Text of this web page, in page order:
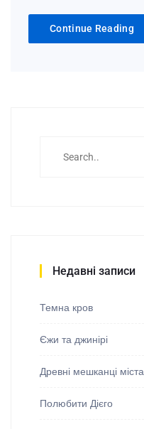
Continue Reading
Недавні записи
Темна кров
Єжи та джинірі
Древні мешканці міста
Полюбити Дієго